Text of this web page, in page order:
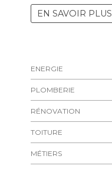
EN SAVOIR PLUS
ENERGIE
PLOMBERIE
RÉNOVATION
TOITURE
MÉTIERS